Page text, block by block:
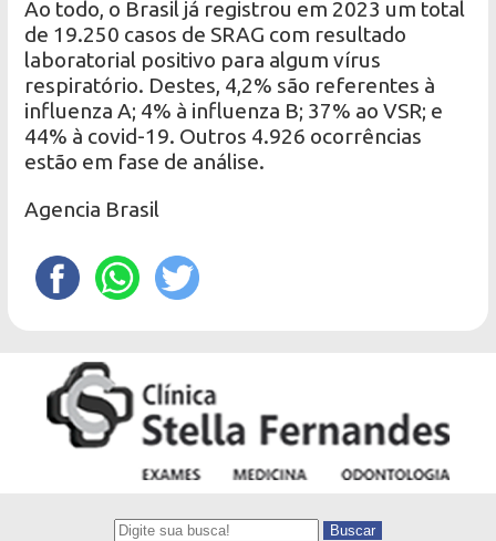
Ao todo, o Brasil já registrou em 2023 um total
de 19.250 casos de SRAG com resultado
laboratorial positivo para algum vírus
respiratório. Destes, 4,2% são referentes à
influenza A; 4% à influenza B; 37% ao VSR; e
44% à covid-19. Outros 4.926 ocorrências
estão em fase de análise.
Agencia Brasil
Buscar